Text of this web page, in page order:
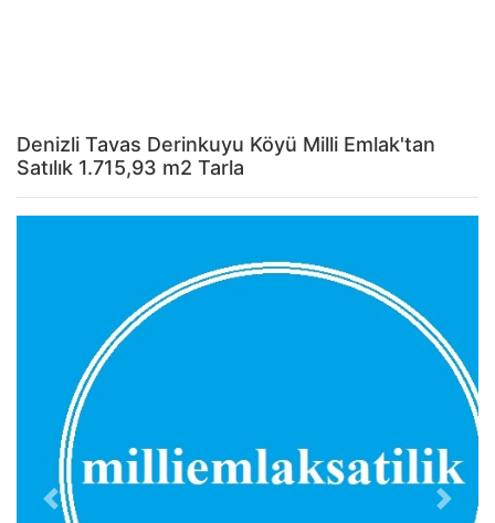
Denizli Tavas Derinkuyu Köyü Milli Emlak'tan
Satılık 1.715,93 m2 Tarla
Previous Next